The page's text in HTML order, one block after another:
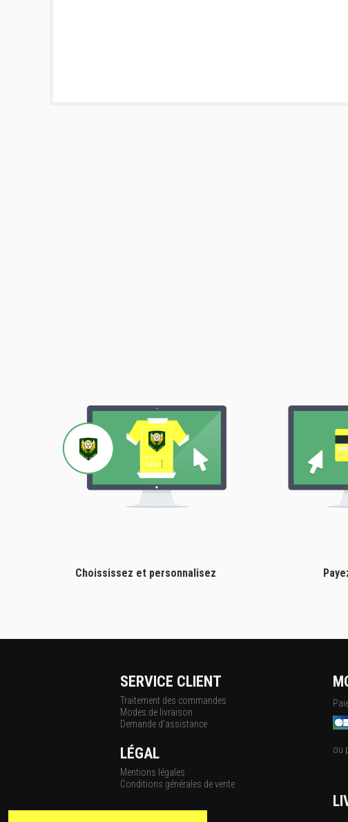
Choississez et personnalisez
SERVICE CLIENT
Traitement des commandes
Modes de livraison
Demande d'assistance
LÉGAL
Mentions légales
Conditions générales de vente
ou